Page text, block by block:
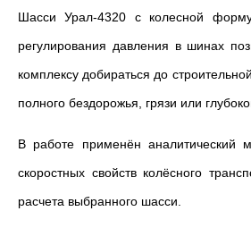
Шасси Урал-4320 с колесной
регулирования давления в шинах
комплексу добираться до
полного бездорожья, грязи или
В работе применён аналитический
скоростных свойств колёсного
расчета выбранного шасси.